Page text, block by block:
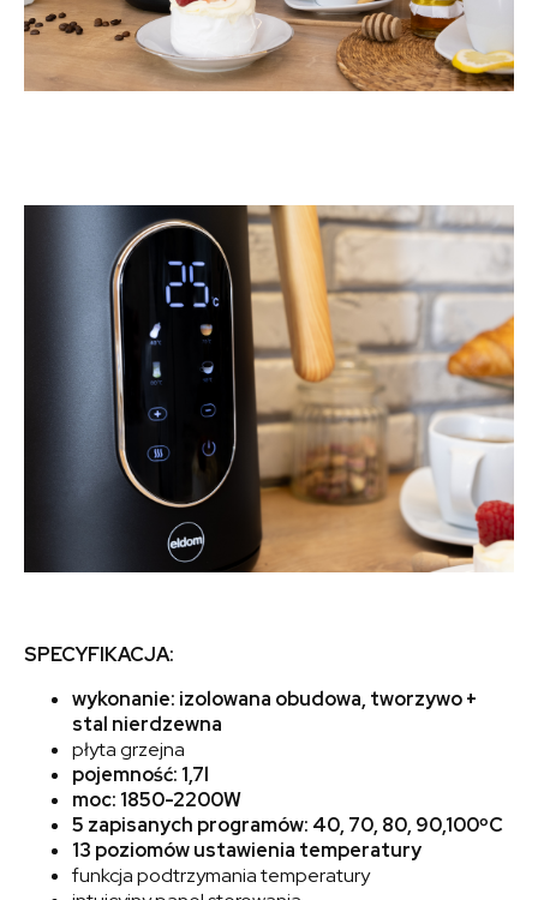
SPECYFIKACJA:
wykonanie: izolowana obudowa, tworzywo +
stal nierdzewna
płyta grzejna
pojemność: 1,7l
moc: 1850-2200W
5 zapisanych programów: 40, 70, 80, 90,100ºC
13 poziomów ustawienia temperatury
funkcja podtrzymania temperatury